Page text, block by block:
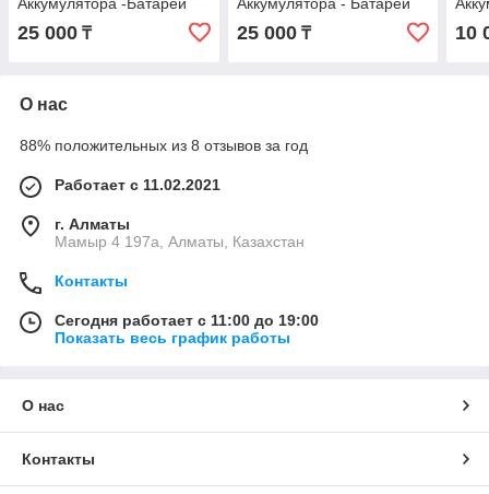
iPhone 17 Pro Оригинал С
гарантией !
25 000 ₸
гарантией !
25 000₸ 10
О нас
88% положительных из 8 отзывов за год
Работает с 11.02.2021
г. Алматы
Мамыр 4 197а, Алматы, Казахстан
Контакты
Сегодня работает с 11:00 до 19:00
Показать весь график работы
О нас
Контакты